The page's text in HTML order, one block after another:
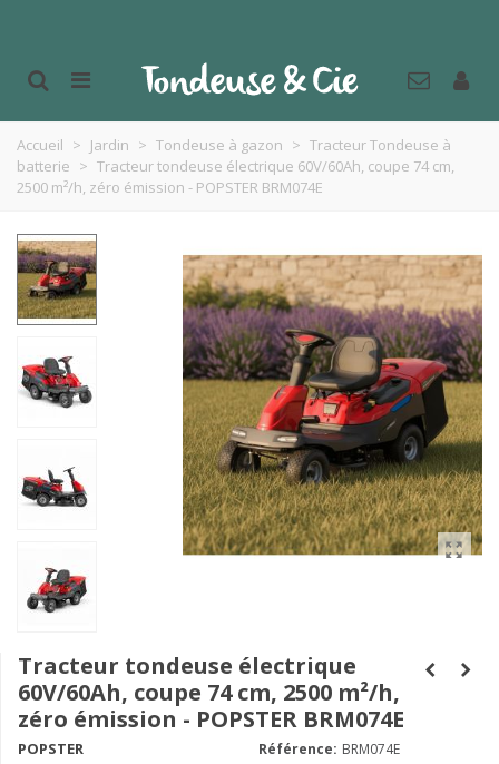
Accueil > Jardin > Tondeuse à gazon > Tracteur Tondeuse à
batterie > Tracteur tondeuse électrique 60V/60Ah, coupe 74 cm,
2500 m²/h, zéro émission - POPSTER BRM074E
Tracteur tondeuse électrique
60V/60Ah, coupe 74 cm, 2500 m²/h,
zéro émission - POPSTER BRM074E
POPSTER Référence: BRM074E